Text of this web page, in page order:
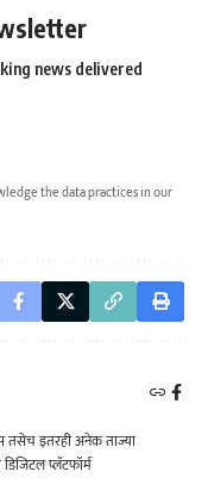
news delivered
the data practices in our
तसेच इतरही अनेक ताज्या
डिजिटल प्लॅटफॉर्म